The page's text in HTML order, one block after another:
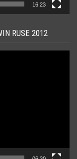
16:23
RUSE 2012